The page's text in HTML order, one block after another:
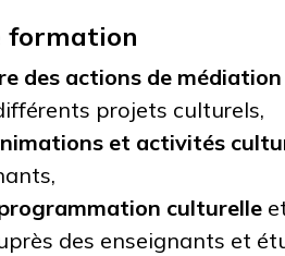
formation
des actions de médiation
projets culturels,
et activités
culturelle
des enseignants et